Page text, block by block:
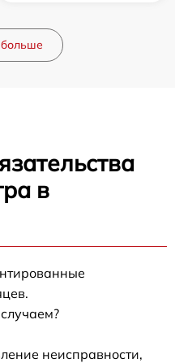
в
неисправности,